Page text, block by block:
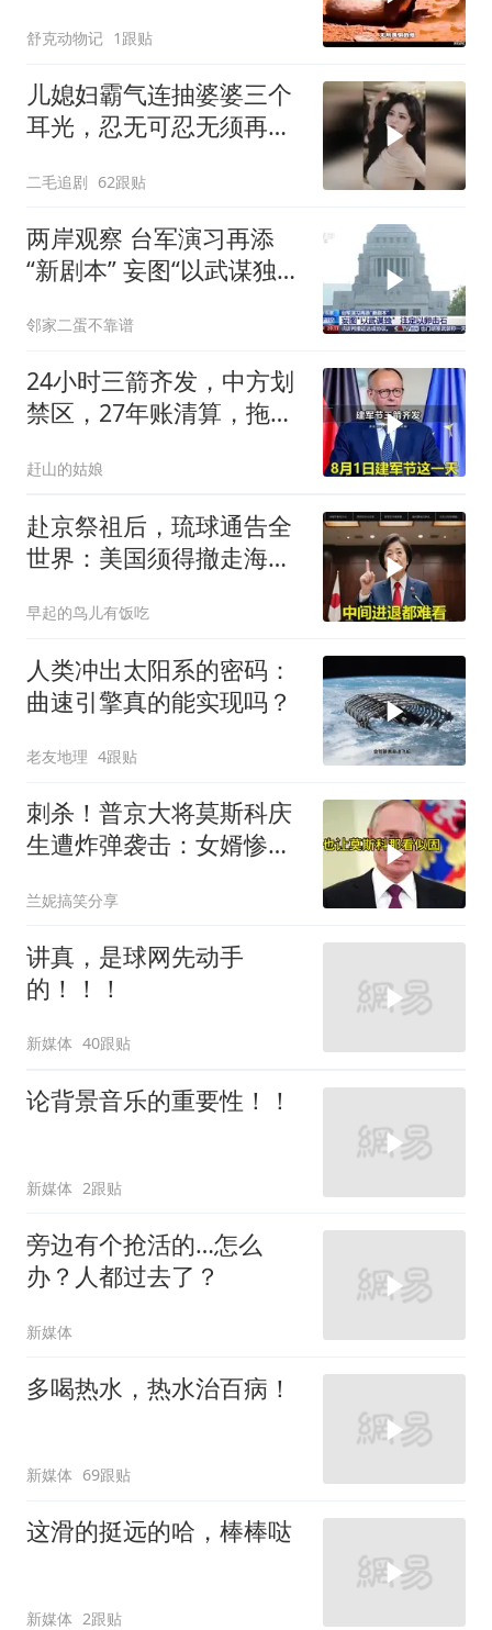
舒克动物记 1跟贴
儿媳妇霸气连抽婆婆三个
耳光，忍无可忍无须再
二毛追剧 62跟贴
两岸观察 台军演习再添
“新剧本” 妄图“以武谋独”
邻家二蛋不靠谱
24小时三箭齐发，中方划
禁区，27年账清算，拖船
赶山的姑娘
赴京祭祖后，琉球通告全
世界：美国须得撤走海马
早起的鸟儿有饭吃
人类冲出太阳系的密码：
曲速引擎真的能实现吗？
老友地理 4跟贴
刺杀！普京大将莫斯科庆
生遭炸弹袭击：女婿惨
兰妮搞笑分享
讲真，是球网先动手
的！！！
新媒体 40跟贴
论背景音乐的重要性！！
新媒体 2跟贴
旁边有个抢活的…怎么
办？人都过去了？
新媒体
多喝热水，热水治百病！
新媒体 69跟贴
这滑的挺远的哈，棒棒哒
新媒体 2跟贴